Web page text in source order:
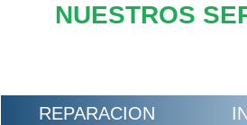
NUESTROS
REPARACION